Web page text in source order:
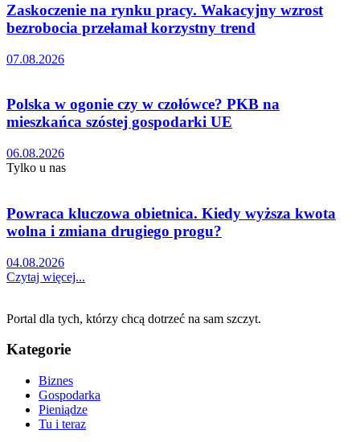
Zaskoczenie na rynku pracy. Wakacyjny wzrost
bezrobocia przełamał korzystny trend
07.08.2026
Polska w ogonie czy w czołówce? PKB na
mieszkańca szóstej gospodarki UE
06.08.2026
Tylko u nas
Powraca kluczowa obietnica. Kiedy wyższa kwota
wolna i zmiana drugiego progu?
04.08.2026
Czytaj więcej...
Portal dla tych, którzy chcą dotrzeć na sam szczyt.
Kategorie
Biznes
Gospodarka
Pieniądze
Tu i teraz